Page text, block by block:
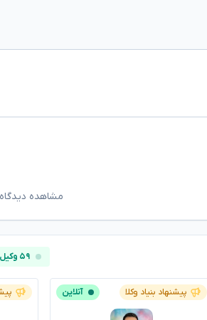
مشاهده
۵۹ وکیل آنلاین
پیشنهاد بنیاد وکلا آنلاین